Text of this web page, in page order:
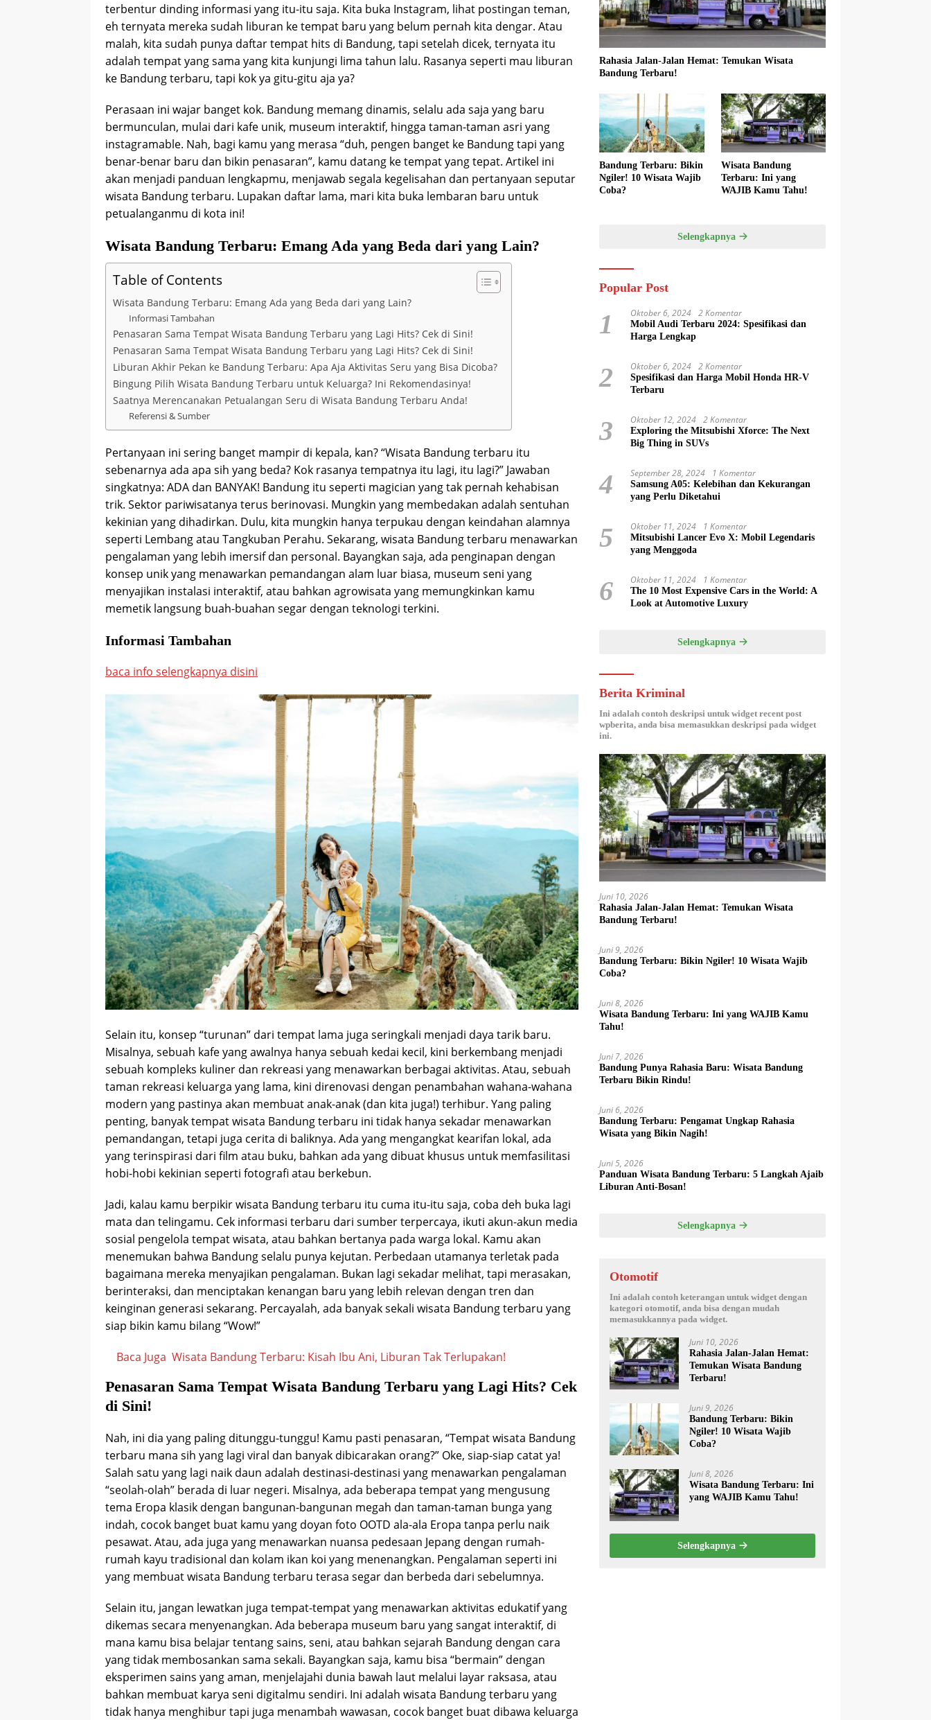
terbentur dinding informasi yang itu-itu saja. Kita buka Instagram, lihat postingan teman,
eh ternyata mereka sudah liburan ke tempat baru yang belum pernah kita dengar. Atau
malah, kita sudah punya daftar tempat hits di Bandung, tapi setelah dicek, ternyata itu
adalah tempat yang sama yang kita kunjungi lima tahun lalu. Rasanya seperti mau liburan
ke Bandung terbaru, tapi kok ya gitu-gitu aja ya?
Perasaan ini wajar banget kok. Bandung memang dinamis, selalu ada saja yang baru
bermunculan, mulai dari kafe unik, museum interaktif, hingga taman-taman asri yang
instagramable. Nah, bagi kamu yang merasa “duh, pengen banget ke Bandung tapi yang
benar-benar baru dan bikin penasaran”, kamu datang ke tempat yang tepat. Artikel ini
akan menjadi panduan lengkapmu, menjawab segala kegelisahan dan pertanyaan seputar
wisata Bandung terbaru. Lupakan daftar lama, mari kita buka lembaran baru untuk
petualanganmu di kota ini!
Wisata Bandung Terbaru: Emang Ada yang Beda dari yang Lain?
Table of Contents
Wisata Bandung Terbaru: Emang Ada yang Beda dari yang Lain?
Informasi Tambahan
Penasaran Sama Tempat Wisata Bandung Terbaru yang Lagi Hits? Cek di Sini!
Penasaran Sama Tempat Wisata Bandung Terbaru yang Lagi Hits? Cek di Sini!
Liburan Akhir Pekan ke Bandung Terbaru: Apa Aja Aktivitas Seru yang Bisa Dicoba?
Bingung Pilih Wisata Bandung Terbaru untuk Keluarga? Ini Rekomendasinya!
Saatnya Merencanakan Petualangan Seru di Wisata Bandung Terbaru Anda!
Referensi & Sumber
Pertanyaan ini sering banget mampir di kepala, kan? “Wisata Bandung terbaru itu
sebenarnya ada apa sih yang beda? Kok rasanya tempatnya itu lagi, itu lagi?” Jawaban
singkatnya: ADA dan BANYAK! Bandung itu seperti magician yang tak pernah kehabisan
trik. Sektor pariwisatanya terus berinovasi. Mungkin yang membedakan adalah sentuhan
kekinian yang dihadirkan. Dulu, kita mungkin hanya terpukau dengan keindahan alamnya
seperti Lembang atau Tangkuban Perahu. Sekarang, wisata Bandung terbaru menawarkan
pengalaman yang lebih imersif dan personal. Bayangkan saja, ada penginapan dengan
konsep unik yang menawarkan pemandangan alam luar biasa, museum seni yang
menyajikan instalasi interaktif, atau bahkan agrowisata yang memungkinkan kamu
memetik langsung buah-buahan segar dengan teknologi terkini.
Informasi Tambahan
baca info selengkapnya disini
Selain itu, konsep “turunan” dari tempat lama juga seringkali menjadi daya tarik baru.
Misalnya, sebuah kafe yang awalnya hanya sebuah kedai kecil, kini berkembang menjadi
sebuah kompleks kuliner dan rekreasi yang menawarkan berbagai aktivitas. Atau, sebuah
taman rekreasi keluarga yang lama, kini direnovasi dengan penambahan wahana-wahana
modern yang pastinya akan membuat anak-anak (dan kita juga!) terhibur. Yang paling
penting, banyak tempat wisata Bandung terbaru ini tidak hanya sekadar menawarkan
pemandangan, tetapi juga cerita di baliknya. Ada yang mengangkat kearifan lokal, ada
yang terinspirasi dari film atau buku, bahkan ada yang dibuat khusus untuk memfasilitasi
hobi-hobi kekinian seperti fotografi atau berkebun.
Jadi, kalau kamu berpikir wisata Bandung terbaru itu cuma itu-itu saja, coba deh buka lagi
mata dan telingamu. Cek informasi terbaru dari sumber terpercaya, ikuti akun-akun media
sosial pengelola tempat wisata, atau bahkan bertanya pada warga lokal. Kamu akan
menemukan bahwa Bandung selalu punya kejutan. Perbedaan utamanya terletak pada
bagaimana mereka menyajikan pengalaman. Bukan lagi sekadar melihat, tapi merasakan,
berinteraksi, dan menciptakan kenangan baru yang lebih relevan dengan tren dan
keinginan generasi sekarang. Percayalah, ada banyak sekali wisata Bandung terbaru yang
siap bikin kamu bilang “Wow!”
Baca Juga Wisata Bandung Terbaru: Kisah Ibu Ani, Liburan Tak Terlupakan!
Penasaran Sama Tempat Wisata Bandung Terbaru yang Lagi Hits? Cek
di Sini!
Nah, ini dia yang paling ditunggu-tunggu! Kamu pasti penasaran, “Tempat wisata Bandung
terbaru mana sih yang lagi viral dan banyak dibicarakan orang?” Oke, siap-siap catat ya!
Salah satu yang lagi naik daun adalah destinasi-destinasi yang menawarkan pengalaman
“seolah-olah” berada di luar negeri. Misalnya, ada beberapa tempat yang mengusung
tema Eropa klasik dengan bangunan-bangunan megah dan taman-taman bunga yang
indah, cocok banget buat kamu yang doyan foto OOTD ala-ala Eropa tanpa perlu naik
pesawat. Atau, ada juga yang menawarkan nuansa pedesaan Jepang dengan rumah-
rumah kayu tradisional dan kolam ikan koi yang menenangkan. Pengalaman seperti ini
yang membuat wisata Bandung terbaru terasa segar dan berbeda dari sebelumnya.
Selain itu, jangan lewatkan juga tempat-tempat yang menawarkan aktivitas edukatif yang
dikemas secara menyenangkan. Ada beberapa museum baru yang sangat interaktif, di
mana kamu bisa belajar tentang sains, seni, atau bahkan sejarah Bandung dengan cara
yang tidak membosankan sama sekali. Bayangkan saja, kamu bisa “bermain” dengan
eksperimen sains yang aman, menjelajahi dunia bawah laut melalui layar raksasa, atau
bahkan membuat karya seni digitalmu sendiri. Ini adalah wisata Bandung terbaru yang
tidak hanya menghibur tapi juga menambah wawasan, cocok banget buat dibawa keluarga
Rahasia Jalan-Jalan Hemat: Temukan Wisata
Bandung Terbaru!
Bandung Terbaru: Bikin
Ngiler! 10 Wisata Wajib
Coba?
Wisata Bandung
Terbaru: Ini yang
WAJIB Kamu Tahu!
Selengkapnya
Popular Post
1 Oktober 6, 2024 2 Komentar
Mobil Audi Terbaru 2024: Spesifikasi dan
Harga Lengkap
2 Oktober 6, 2024 2 Komentar
Spesifikasi dan Harga Mobil Honda HR-V
Terbaru
3 Oktober 12, 2024 2 Komentar
Exploring the Mitsubishi Xforce: The Next
Big Thing in SUVs
4 September 28, 2024 1 Komentar
Samsung A05: Kelebihan dan Kekurangan
yang Perlu Diketahui
5 Oktober 11, 2024 1 Komentar
Mitsubishi Lancer Evo X: Mobil Legendaris
yang Menggoda
6 Oktober 11, 2024 1 Komentar
The 10 Most Expensive Cars in the World: A
Look at Automotive Luxury
Selengkapnya
Berita Kriminal
Ini adalah contoh deskripsi untuk widget recent post
wpberita, anda bisa memasukkan deskripsi pada widget
ini.
Juni 10, 2026
Rahasia Jalan-Jalan Hemat: Temukan Wisata
Bandung Terbaru!
Juni 9, 2026
Bandung Terbaru: Bikin Ngiler! 10 Wisata Wajib
Coba?
Juni 8, 2026
Wisata Bandung Terbaru: Ini yang WAJIB Kamu
Tahu!
Juni 7, 2026
Bandung Punya Rahasia Baru: Wisata Bandung
Terbaru Bikin Rindu!
Juni 6, 2026
Bandung Terbaru: Pengamat Ungkap Rahasia
Wisata yang Bikin Nagih!
Juni 5, 2026
Panduan Wisata Bandung Terbaru: 5 Langkah Ajaib
Liburan Anti-Bosan!
Selengkapnya
Otomotif
Ini adalah contoh keterangan untuk widget dengan
kategori otomotif, anda bisa dengan mudah
memasukkannya pada widget.
Juni 10, 2026
Rahasia Jalan-Jalan Hemat:
Temukan Wisata Bandung
Terbaru!
Juni 9, 2026
Bandung Terbaru: Bikin
Ngiler! 10 Wisata Wajib
Coba?
Juni 8, 2026
Wisata Bandung Terbaru: Ini
yang WAJIB Kamu Tahu!
Selengkapnya